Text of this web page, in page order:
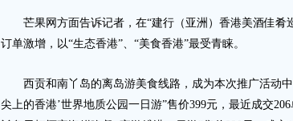
芒果网方面告诉记者，在“建行（亚洲）香港美酒佳肴
订单激增，以“生态香港”、“美食香港”最受青睐。
西贡和南丫岛的离岛游美食线路，成为本次推广活动中
尖上的香港’世界地质公园一日游”售价399元，最近成交